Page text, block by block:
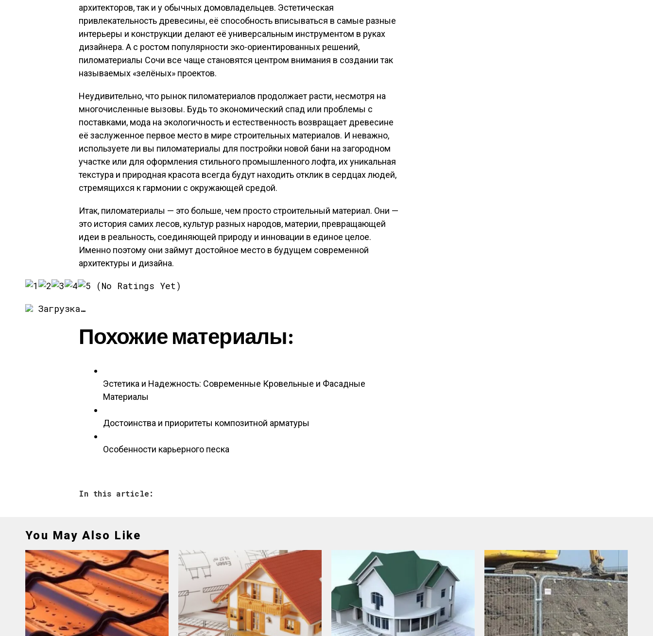
архитекторов, так и у обычных домовладельцев. Эстетическая
привлекательность древесины, её способность вписываться в самые разные
интерьеры и конструкции делают её универсальным инструментом в руках
дизайнера. А с ростом популярности эко-ориентированных решений,
пиломатериалы Сочи все чаще становятся центром внимания в создании так
называемых «зелёных» проектов.
Неудивительно, что рынок пиломатериалов продолжает расти, несмотря на
многочисленные вызовы. Будь то экономический спад или проблемы с
поставками, мода на экологичность и естественность возвращает древесине
её заслуженное первое место в мире строительных материалов. И неважно,
используете ли вы пиломатериалы для постройки новой бани на загородном
участке или для оформления стильного промышленного лофта, их уникальная
текстура и природная красота всегда будут находить отклик в сердцах людей,
стремящихся к гармонии с окружающей средой.
Итак, пиломатериалы — это больше, чем просто строительный материал. Они —
это история самих лесов, культур разных народов, материи, превращающей
идеи в реальность, соединяющей природу и инновации в единое целое.
Именно поэтому они займут достойное место в будущем современной
архитектуры и дизайна.
(No Ratings Yet)
Загрузка…
Похожие материалы:
Эстетика и Надежность: Современные Кровельные и Фасадные
Материалы
Достоинства и приоритеты композитной арматуры
Особенности карьерного песка
In this article:
You May Also Like